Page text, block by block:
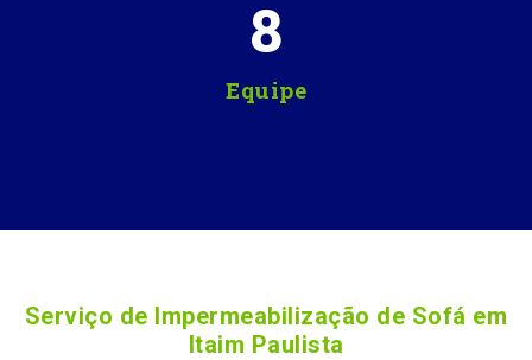
Equipe
8
Serviço de Impermeabilização de Sofá em
Itaim Paulista